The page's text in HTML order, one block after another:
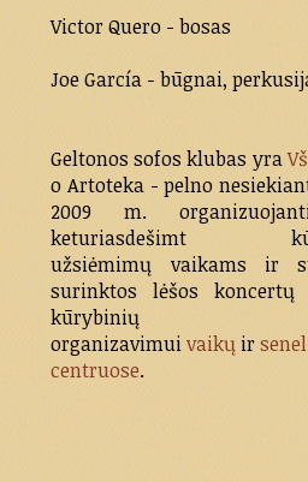
Victor Quero - bosas
Joe García - būgnai,
Geltonos sofos klubas yra
o Artoteka - pelno
2009 m.
keturiasdešimt
užsiėmimų vaikams ir
surinktos lėšos
kūrybinių
organizavimuivaikų ir
centruose.